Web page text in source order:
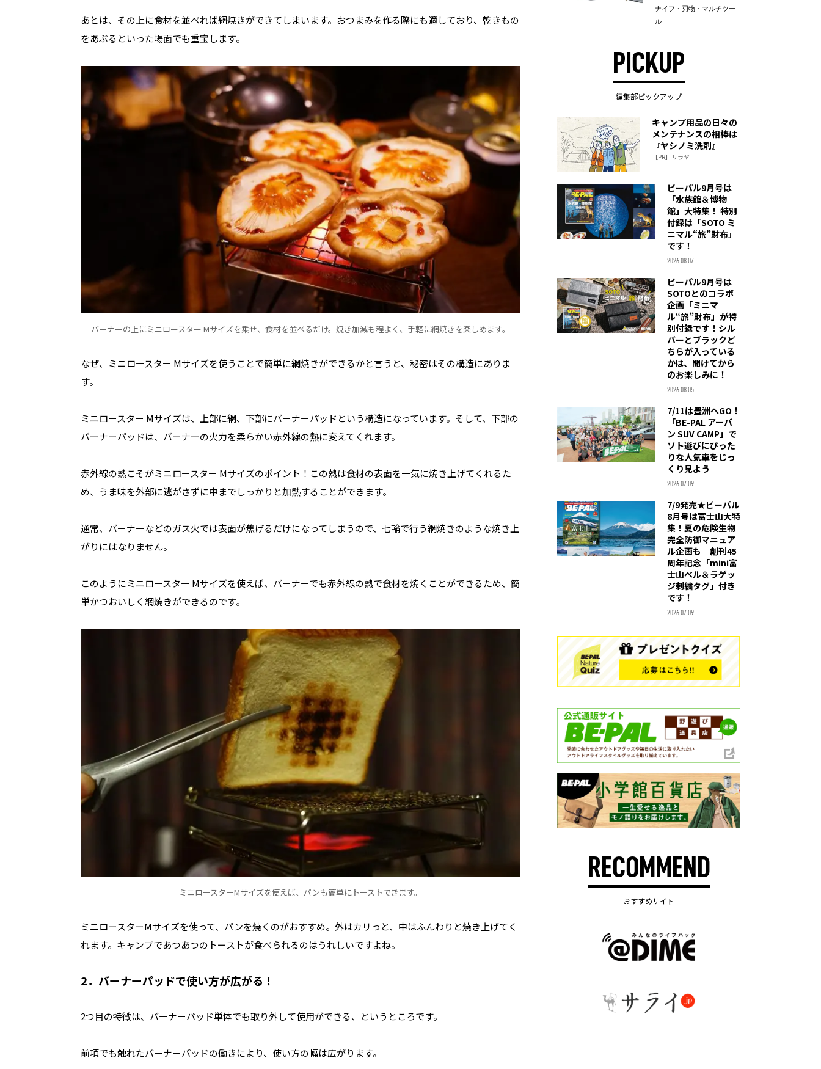
あとは、その上に食材を並べれば網焼きができてしまいます。おつまみを作る際にも適しており、乾きもの
をあぶるといった場面でも重宝します。
バーナーの上にミニロースター Mサイズを乗せ、食材を並べるだけ。焼き加減も程よく、手軽に網焼きを楽しめます。
なぜ、ミニロースター Mサイズを使うことで簡単に網焼きができるかと言うと、秘密はその構造にありま
す。
ミニロースター Mサイズは、上部に網、下部にバーナーパッドという構造になっています。そして、下部の
バーナーパッドは、バーナーの火力を柔らかい赤外線の熱に変えてくれます。
赤外線の熱こそがミニロースター Mサイズのポイント！この熱は食材の表面を一気に焼き上げてくれるた
め、うま味を外部に逃がさずに中までしっかりと加熱することができます。
通常、バーナーなどのガス火では表面が焦げるだけになってしまうので、七輪で行う網焼きのような焼き上
がりにはなりません。
このようにミニロースター Mサイズを使えば、バーナーでも赤外線の熱で食材を焼くことができるため、簡
単かつおいしく網焼きができるのです。
ミニロースターMサイズを使えば、パンも簡単にトーストできます。
ミニロースターMサイズを使って、パンを焼くのがおすすめ。外はカリっと、中はふんわりと焼き上げてく
れます。キャンプであつあつのトーストが食べられるのはうれしいですよね。
2．バーナーパッドで使い方が広がる！
2つ目の特徴は、バーナーパッド単体でも取り外して使用ができる、というところです。
前項でも触れたバーナーパッドの働きにより、使い方の幅は広がります。
ナイフ・刃物・マルチツー
ル
PICKUP
編集部ピックアップ
キャンプ用品の日々の
メンテナンスの相棒は
『ヤシノミ洗剤』
【PR】サラヤ
ビーパル9月号は
「水族館＆博物
館」大特集！ 特別
付録は「SOTO ミ
ニマル“旅”財布」
です！
2026.08.07
ビーパル9月号は
SOTOとのコラボ
企画「ミニマ
ル“旅”財布」が特
別付録です！シル
バーとブラックど
ちらが入っている
かは、開けてから
のお楽しみに！
2026.08.05
7/11は豊洲へGO！
「BE-PAL アーバ
ン SUV CAMP」で
ソト遊びにぴった
りな人気車をじっ
くり見よう
2026.07.09
7/9発売★ビーパル
8月号は富士山大特
集！夏の危険生物
完全防御マニュア
ル企画も 創刊45
周年記念「mini富
士山ベル＆ラゲッ
ジ刺繍タグ」付き
です！
2026.07.09
RECOMMEND
おすすめサイト